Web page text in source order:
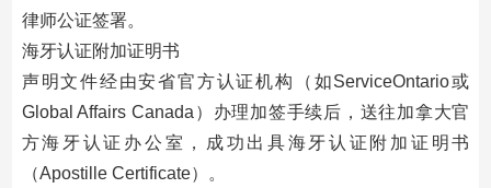
律师公证签署。
海牙认证附加证明书
声明文件经由安省官方认证机构（如ServiceOntario或
Global Affairs Canada）办理加签手续后，送往加拿大官
方海牙认证办公室，成功出具海牙认证附加证明书
（Apostille Certificate）。